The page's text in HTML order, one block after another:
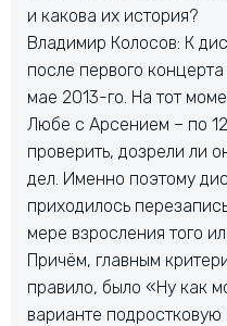
и какова их история?
Владимир Колосов: К
после первого
мае 2013-го. На тот
Любе с Арсением – по
проверить, дозрели ли
дел. Именно поэтому
приходилось
мере взросления того
Причём, главным
правило, было «Ну как
варианте